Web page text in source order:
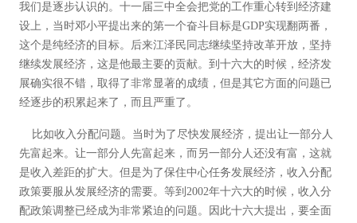
我们是逐步认识的。十一届三中全会把党的工作重心转到经济建
设上，当时邓小平提出来的第一个奋斗目标是GDP实现翻两番，
这个是纯经济的目标。后来江泽民同志继续坚持改革开放，坚持
继续发展经济，这是他最主要的贡献。到十六大的时候，经济发
展确实很不错，取得了非常显著的成绩，但是其它方面的问题已
经逐步的积累起来了，而且严重了。
比如收入分配问题。当时为了尽快发展经济，提出让一部分人
先富起来。让一部分人先富起来，而另一部分人还没有富，这就
是收入差距的扩大。但是为了保住中心任务发展经济，收入分配
政策要服从发展经济的需要。等到2002年十六大的时候，收入分
配政策调整已经成为非常紧迫的问题。因此十六大提出，要全面